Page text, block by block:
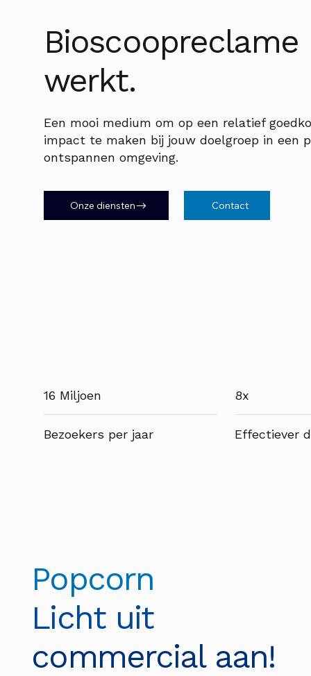
Bioscoopreclame
werkt.
Een mooi medium om op een relatief
impact te maken bij jouw doelgroep in een
ontspannen omgeving.
Onze diensten Contact
16 Miljoen
Bezoekers per jaar
8x
Effectiever
Popcorn
Licht uit
commercial aan!